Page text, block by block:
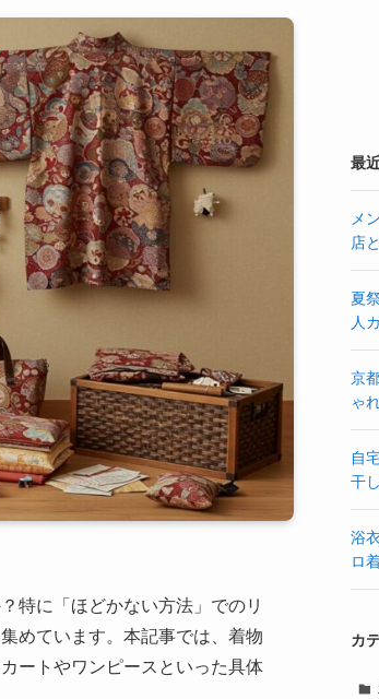
特に「ほどかない方法」でのリ
めています。本記事では、着物
ートやワンピースといった具体
最
メ
店
夏
人
京
ゃ
自
干
浴
ロ
カ